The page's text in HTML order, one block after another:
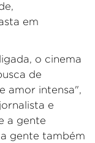
,
em
o cinema
de
amor intensa",
e
a gente
gente também